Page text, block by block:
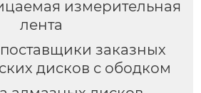
измерительная
лента
заказных
дисков с ободком